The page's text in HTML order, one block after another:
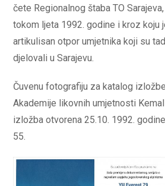
čete Regionalnog štaba TO
tokom ljeta 1992. godine i kroz koju
artikulisan otpor umjetnika koji su
djelovali u Sarajevu.
Čuvenu fotografiju za katalog
Akademije likovnih umjetnosti
izložba otvorena 25.10. 1992.
55.